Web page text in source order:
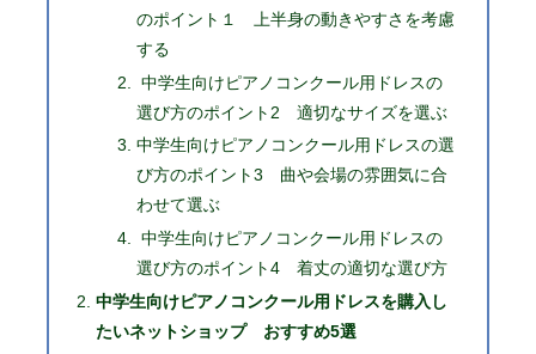
のポイント１ 上半身の動きやすさを考慮
する
中学生向けピアノコンクール用ドレスの
選び方のポイント2 適切なサイズを選ぶ
中学生向けピアノコンクール用ドレスの選
び方のポイント3 曲や会場の雰囲気に合
わせて選ぶ
中学生向けピアノコンクール用ドレスの
選び方のポイント4 着丈の適切な選び方
中学生向けピアノコンクール用ドレスを購入し
たいネットショップ おすすめ5選